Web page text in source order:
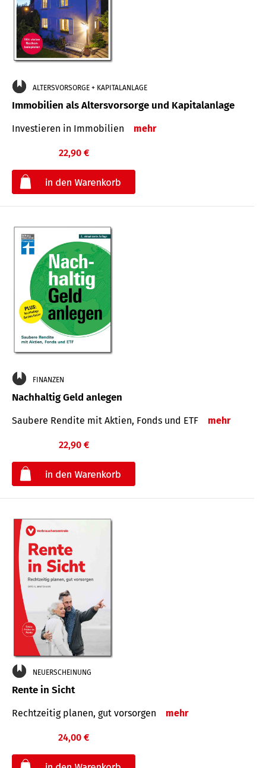
ALTERSVORSORGE + KAPITALANLAGE
Immobilien als Altersvorsorge und Kapitalanlage
Investieren in Immobilien mehr
22,90 €
FINANZEN
Nachhaltig Geld anlegen
Saubere Rendite mit Aktien, Fonds und ETF mehr
22,90 €
NEUERSCHEINUNG
Rente in Sicht
Rechtzeitig planen, gut vorsorgen mehr
24,00 €